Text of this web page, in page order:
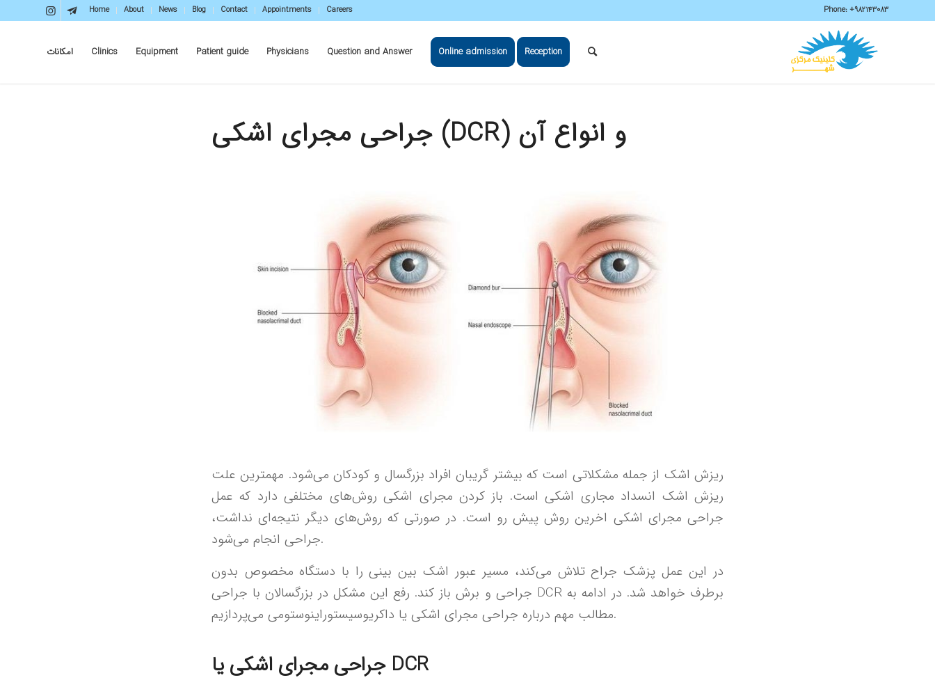
Home About News Blog Contact Appointments Careers Phone:+982143083
امکانات Clinics Equipment Patient guide Physicians Question and Answer Online admission Reception
جراحی مجرای اشکی (DCR) و انواع آن
ریزش اشک از جمله مشکلاتی است که بیشتر گریبان افراد بزرگسال و کودکان می‌شود. مهمترین علت
ریزش اشک انسداد مجاری اشکی است. باز کردن مجرای اشکی روش‌های مختلفی دارد که عمل
جراحی مجرای اشکی اخرین روش پیش رو است. در صورتی که روش‌های دیگر نتیجه‌ای نداشت،
جراحی انجام می‌شود.
در این عمل پزشک جراح تلاش می‌کند، مسیر عبور اشک بین بینی را با دستگاه مخصوص بدون
جراحی و برش باز کند. رفع این مشکل در بزرگسالان با جراحی DCR برطرف خواهد شد. در ادامه به
مطالب مهم درباره جراحی مجرای اشکی یا داکریوسیستوراینوستومی می‌پردازیم.
جراحی مجرای اشکی یا DCR